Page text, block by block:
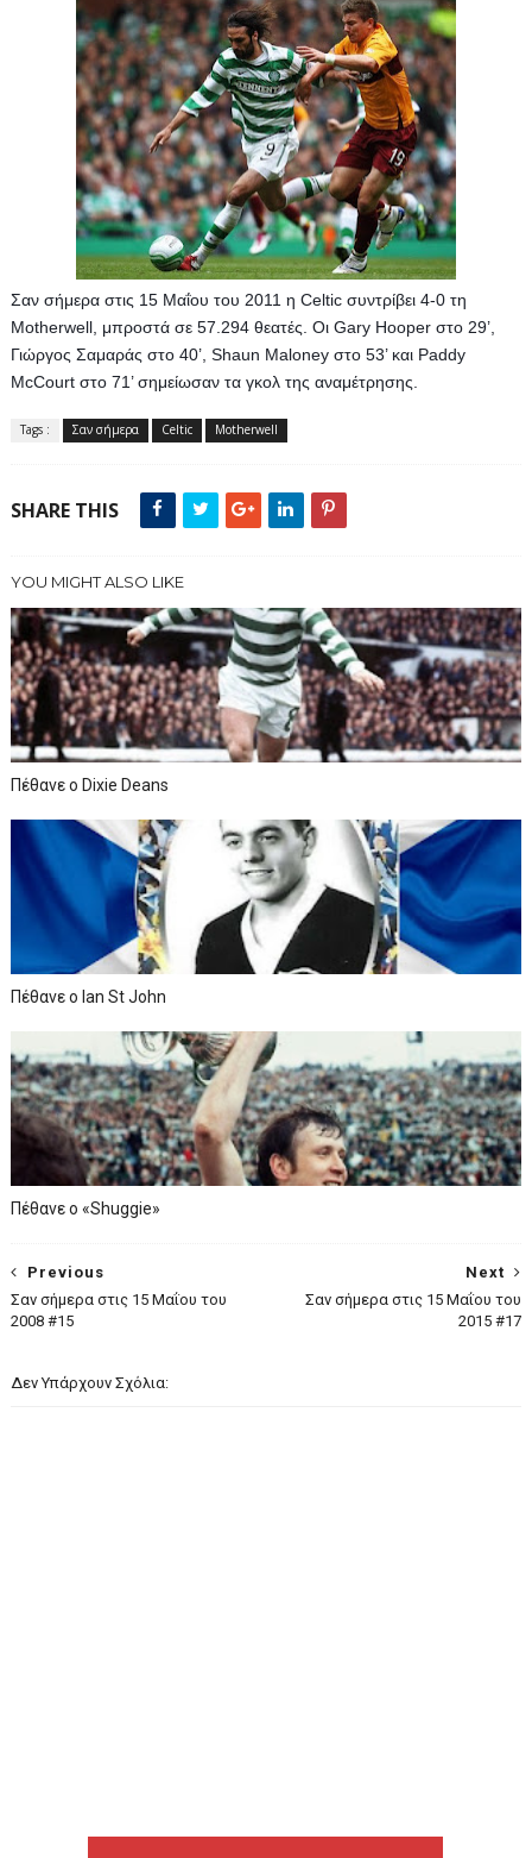
Σαν σήμερα στις 15 Μαΐου του 2011 η Celtic συντρίβει 4-0 τη
Motherwell, μπροστά σε 57.294 θεατές. Οι Gary Hooper στο 29’,
Γιώργος Σαμαράς στο 40’, Shaun Maloney στο 53’ και Paddy
McCourt στο 71’ σημείωσαν τα γκολ της αναμέτρησης.
Tags : Σαν σήμερα Celtic Motherwell
SHARE THIS
YOU MIGHT ALSO LIKE
Πέθανε ο Dixie Deans
Πέθανε ο Ian St John
Πέθανε ο «Shuggie»
Next
Σαν σήμερα στις 15 Μαΐου του
2015 #17
Previous
Σαν σήμερα στις 15 Μαΐου του
2008 #15
Δεν Υπάρχουν Σχόλια: